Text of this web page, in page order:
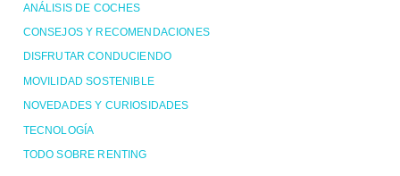
ANÁLISIS DE COCHES
CONSEJOS Y RECOMENDACIONES
DISFRUTAR CONDUCIENDO
MOVILIDAD SOSTENIBLE
NOVEDADES Y CURIOSIDADES
TECNOLOGÍA
TODO SOBRE RENTING